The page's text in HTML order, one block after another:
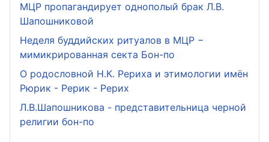
МЦР пропагандирует однополый брак Л.В.
Шапошниковой
Неделя буддийских ритуалов в МЦР −
мимикрированная секта Бон-по
О родословной Н.К. Рериха и этимологии имён
Рюрик - Рерик - Рерих
Л.В.Шапошникова - представительница черной
религии бон-по